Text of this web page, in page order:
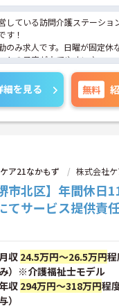
している訪問介護ステーショ
す！
のみ求人です。日曜が固定休
トの予定が立てやすい♪
費等、各種手当が充実してい
には、面接対策ポイントなど
いたしますのでお気軽にご相
細を見る 無料
ア21なかもず 株式会社ケ
市北区】年間休日
てサービス提供責
月収 24.5万円～26.5万円
み）※介護福祉士モデル
収 294万円～318万円程
与）